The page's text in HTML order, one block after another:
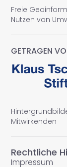
Freie
Nutzen von
Rechtliche
Impressum
GETRAGEN
Mitwirkenden